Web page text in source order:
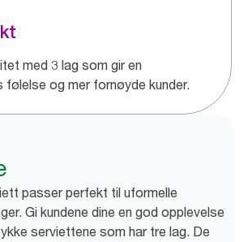
med 3 lag som gir en
og mer fornøyde kunder.
passer perfekt til uformelle
Gi kundene dine en god opplevelse
serviettene som har tre lag. De